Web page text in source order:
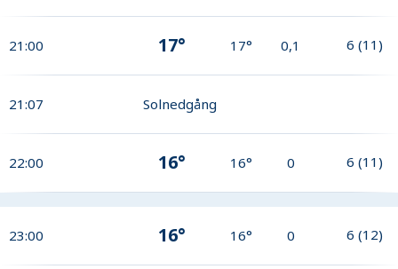
21:00 17° 17° 0,1 6 (11)
21:07 Solnedgång
22:00 16° 16° 0 6 (11)
23:00 16° 16° 0 6 (12)